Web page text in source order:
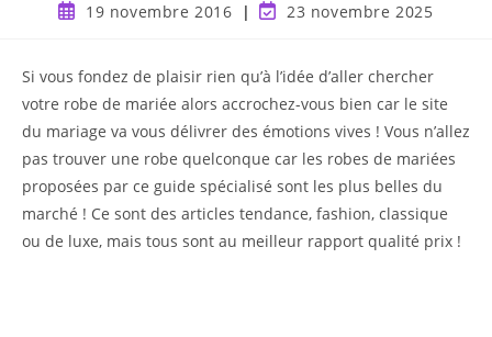
19 novembre 2016
23 novembre 2025
Si vous fondez de plaisir rien qu’à l’idée d’aller chercher
votre robe de mariée alors accrochez-vous bien car le site
du mariage va vous délivrer des émotions vives ! Vous n’allez
pas trouver une robe quelconque car les robes de mariées
proposées par ce guide spécialisé sont les plus belles du
marché ! Ce sont des articles tendance, fashion, classique
ou de luxe, mais tous sont au meilleur rapport qualité prix !